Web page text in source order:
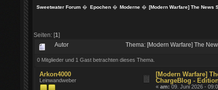
Sweetwater Forum � Epochen� Moderne� [Modern Warfare] The News
Seiten: [1]
Autor Thema: [Modern Warfare] The
0 Mitglieder und 1 Gast betrachten dieses Thema.
Arkon4000
Leinwandweber
[Modern Warfare]
ChargeBlog -
«am: 09. Juni 2026 -